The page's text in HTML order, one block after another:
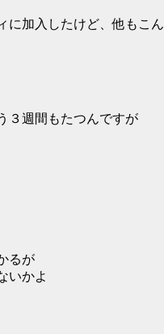
に加入したけど、他もこん
３週間もたつんですが
るが
いかよ